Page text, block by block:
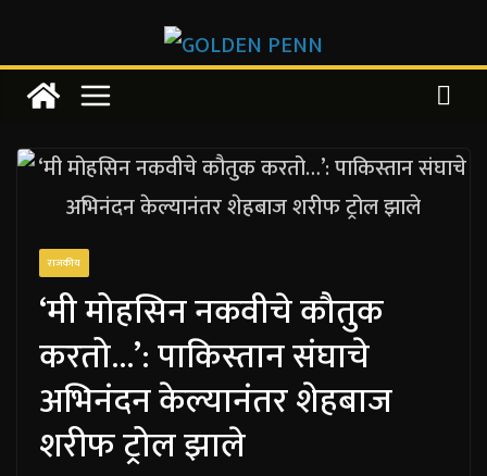
to
content
राजकीय
‘मी मोहसिन नकवीचे कौतुक
करतो…’: पाकिस्तान संघाचे
अभिनंदन केल्यानंतर शेहबाज
शरीफ ट्रोल झाले